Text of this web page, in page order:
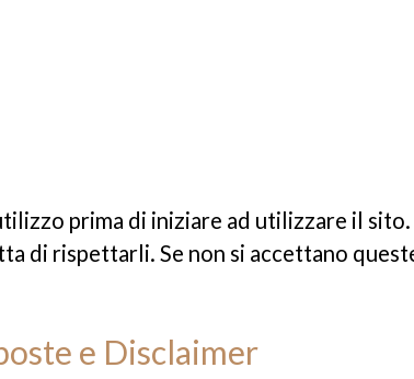
prima di iniziare ad utilizzare il
di rispettarli. Se non si accettano
e Disclaimer